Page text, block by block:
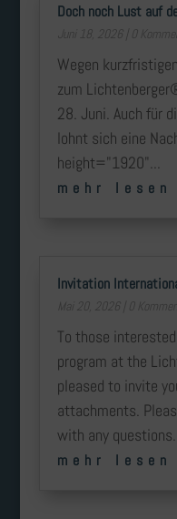
Doch noch Lust auf
Juni 18, 2026 | 0
Wegen
zum
28. Juni. Auch für
lohnt sich eine
height="1920"...
mehr lesen
Invitation
Mai 20, 2026 | 0
To those
program at the
pleased to invite
attachments.
with any
mehr lesen